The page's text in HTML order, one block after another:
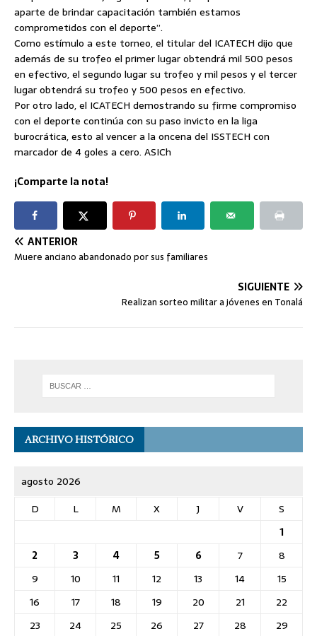
aparte de brindar capacitación también estamos
comprometidos con el deporte”.
Como estímulo a este torneo, el titular del ICATECH dijo que
además de su trofeo el primer lugar obtendrá mil 500 pesos
en efectivo, el segundo lugar su trofeo y mil pesos y el tercer
lugar obtendrá su trofeo y 500 pesos en efectivo.
Por otro lado, el ICATECH demostrando su firme compromiso
con el deporte continúa con su paso invicto en la liga
burocrática, esto al vencer a la oncena del ISSTECH con
marcador de 4 goles a cero. ASICh
¡Comparte la nota!
ANTERIOR
Muere anciano abandonado por sus familiares
SIGUIENTE
Realizan sorteo militar a jóvenes en Tonalá
ARCHIVO HISTÓRICO
agosto 2026
D
L M X J V
S
1
2
3 4 5 6 7
8
9
10 11 12 13 14
15
16
17 18 19 20 21
22
23
24 25 26 27 28
29